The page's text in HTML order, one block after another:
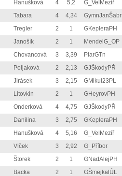
Hanušková 4 5,2 G_VelMeziř
Tabara 4 4,34 GymnJanŠabr
Tregler 2 1 GKepleraPH
Janošík 2 1 MendelG_OP
Chovancová 3 3,39 PiarGTn
Poljaková 2 2,13 GJŠkodyPŘ
Jirásek 3 2,15 GMikul23PL
Litovkin 2 1 GHeyrovPH
Onderková 4 4,75 GJŠkodyPŘ
Danilina 3 2,75 GKepleraPH
Hanušková 4 5,16 G_VelMeziř
Vlček 3 2,92 G_Příbor
Štorek 2 1 GNadAlejPH
Backa 2 1 GŠmejkalÚL